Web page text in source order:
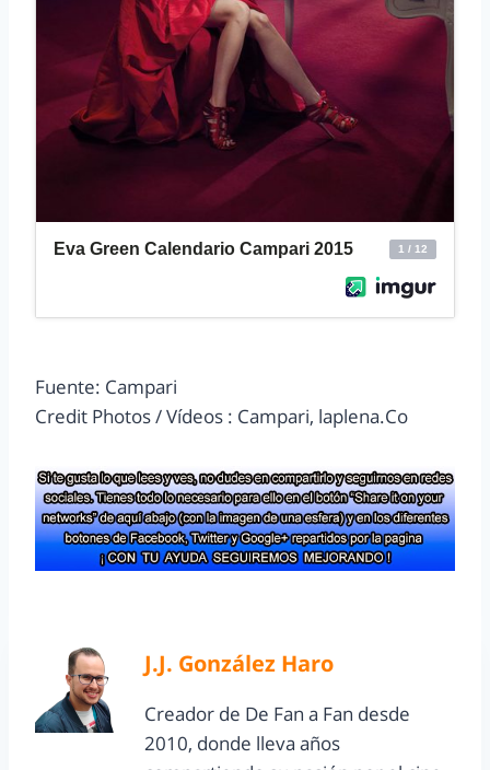
Fuente: Campari
Credit Photos / Vídeos : Campari, laplena.Co
J.J. González Haro
Creador de De Fan a Fan desde
2010, donde lleva años